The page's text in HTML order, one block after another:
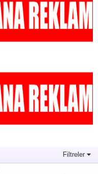
Filtreler